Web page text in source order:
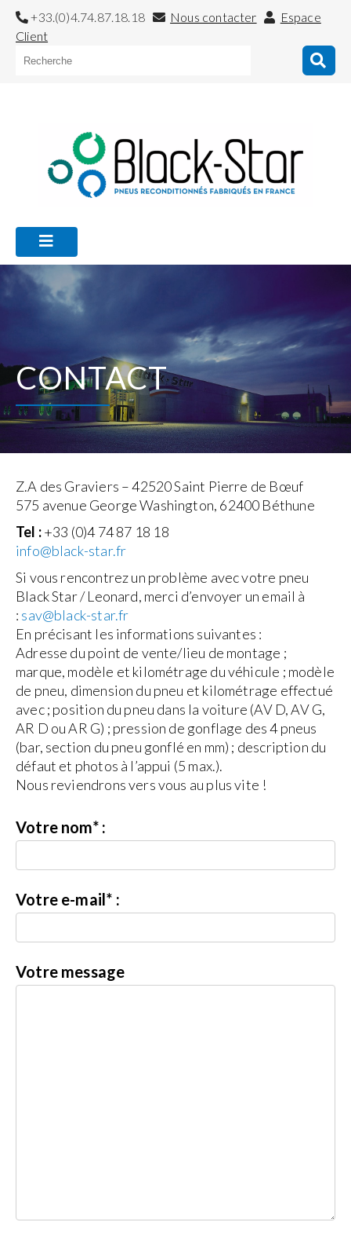
+33.(0)4.74.87.18.18 Nous contacter
Espace
Client
CONTACT
Z.A des Graviers – 42520 Saint Pierre de Bœuf
575 avenue George Washington, 62400 Béthune
Tel :+33 (0)4 74 87 18 18
info@black-star.fr
Si vous rencontrez un problème avec votre pneu
Black Star / Leonard, merci d’envoyer un email à
: sav@black-star.fr
En précisant les informations suivantes :
Adresse du point de vente/lieu de montage ;
marque, modèle et kilométrage du véhicule ; modèle
de pneu, dimension du pneu et kilométrage effectué
avec ; position du pneu dans la voiture (AV D, AV G,
AR D ou AR G) ; pression de gonflage des 4 pneus
(bar, section du pneu gonflé en mm) ; description du
défaut et photos à l’appui (5 max.).
Nous reviendrons vers vous au plus vite !
Votre nom* :
Votre e-mail* :
Votre message